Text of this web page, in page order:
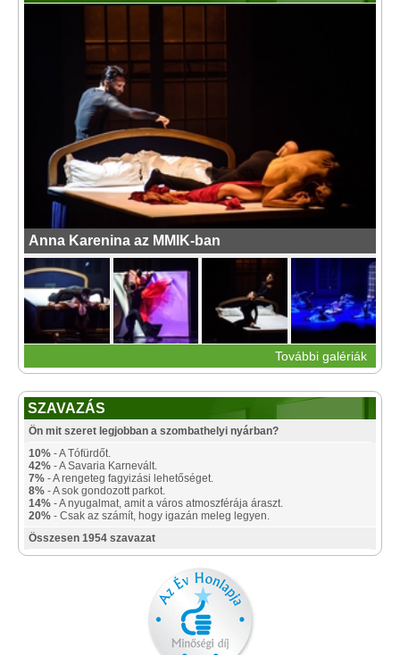
Anna Karenina az MMIK-ban
További galériák
SZAVAZÁS
Ön mit szeret legjobban a szombathelyi nyárban?
10% - A Tófürdőt.
42% - A Savaria Karnevált.
7% - A rengeteg fagyizási lehetőséget.
8% - A sok gondozott parkot.
14% - A nyugalmat, amit a város atmoszférája áraszt.
20% - Csak az számít, hogy igazán meleg legyen.
Összesen 1954 szavazat